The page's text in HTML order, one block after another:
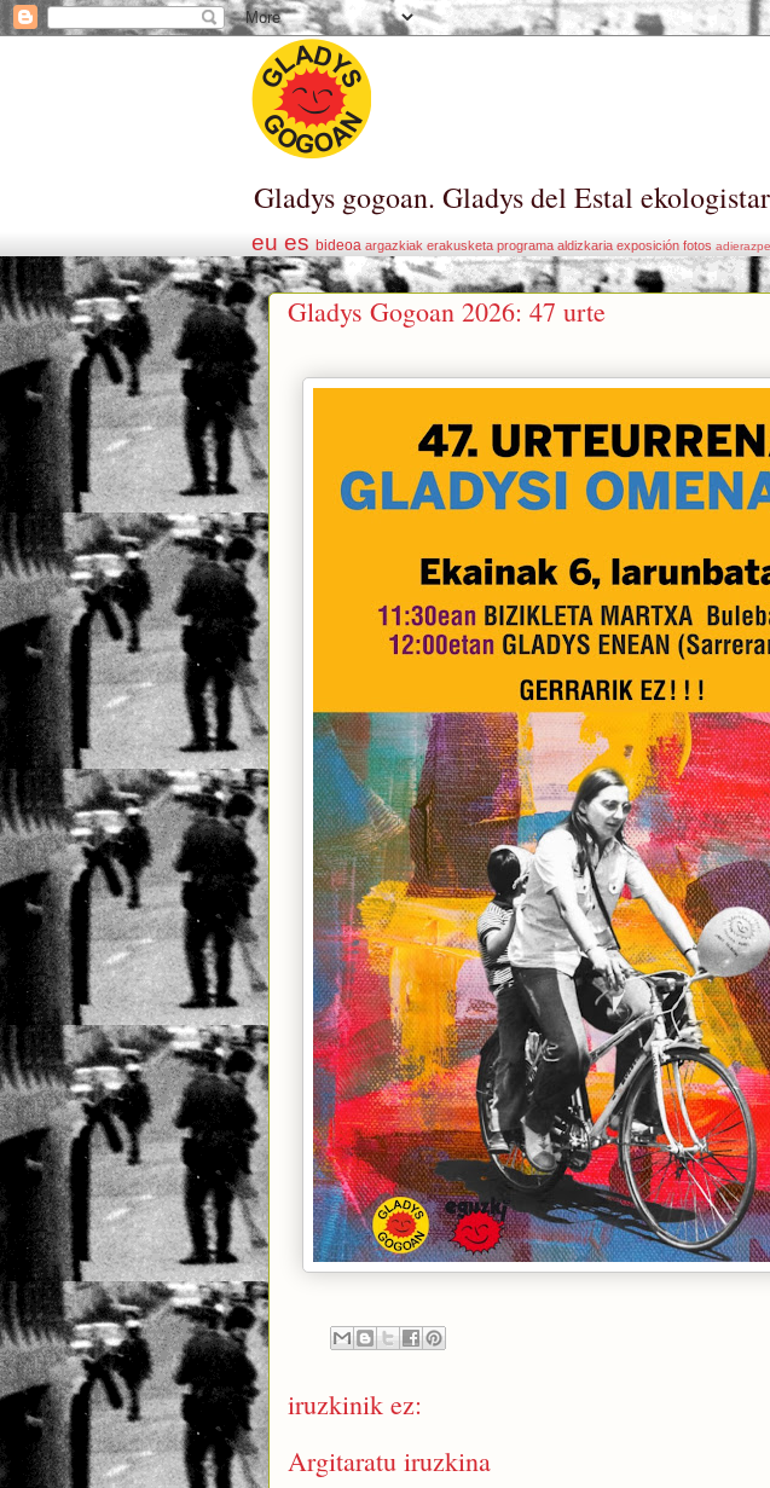
Gladys gogoan. Gladys del Estal
eu es bideoa argazkiak erakusketa programa aldizkaria exposición fotos
Gladys Gogoan 2026: 47 urte
iruzkinik ez:
Argitaratu iruzkina